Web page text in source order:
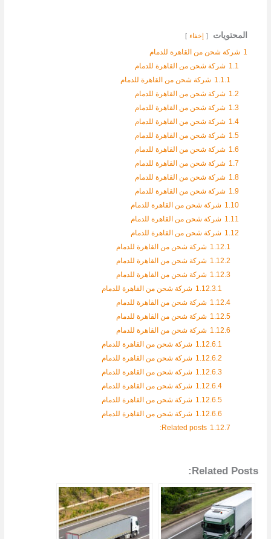
المحتويات إخفاء
1 شركة شحن من القاهرة للدمام
1.1 شركة شحن من القاهرة للدمام
1.1.1 شركة شحن من القاهرة للدمام
1.2 شركة شحن من القاهرة للدمام
1.3 شركة شحن من القاهرة للدمام
1.4 شركة شحن من القاهرة للدمام
1.5 شركة شحن من القاهرة للدمام
1.6 شركة شحن من القاهرة للدمام
1.7 شركة شحن من القاهرة للدمام
1.8 شركة شحن من القاهرة للدمام
1.9 شركة شحن من القاهرة للدمام
1.10 شركة شحن من القاهرة للدمام
1.11 شركة شحن من القاهرة للدمام
1.12 شركة شحن من القاهرة للدمام
1.12.1 شركة شحن من القاهرة للدمام
1.12.2 شركة شحن من القاهرة للدمام
1.12.3 شركة شحن من القاهرة للدمام
1.12.3.1 شركة شحن من القاهرة للدمام
1.12.4 شركة شحن من القاهرة للدمام
1.12.5 شركة شحن من القاهرة للدمام
1.12.6 شركة شحن من القاهرة للدمام
1.12.6.1 شركة شحن من القاهرة للدمام
1.12.6.2 شركة شحن من القاهرة للدمام
1.12.6.3 شركة شحن من القاهرة للدمام
1.12.6.4 شركة شحن من القاهرة للدمام
1.12.6.5 شركة شحن من القاهرة للدمام
1.12.6.6 شركة شحن من القاهرة للدمام
1.12.7
Related posts:
Related Posts: